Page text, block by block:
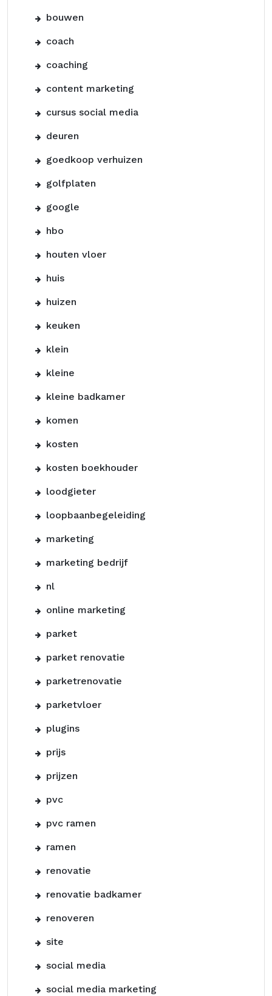
bouwen
coach
coaching
content marketing
cursus social media
deuren
goedkoop verhuizen
golfplaten
google
hbo
houten vloer
huis
huizen
keuken
klein
kleine
kleine badkamer
komen
kosten
kosten boekhouder
loodgieter
loopbaanbegeleiding
marketing
marketing bedrijf
nl
online marketing
parket
parket renovatie
parketrenovatie
parketvloer
plugins
prijs
prijzen
pvc
pvc ramen
ramen
renovatie
renovatie badkamer
renoveren
site
social media
social media marketing